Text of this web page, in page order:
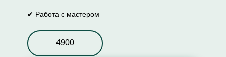
4900
✔ Работа с мастером